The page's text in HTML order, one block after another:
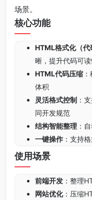
场景。
核心功能
HTML格式化（代
晰，提升代码可读
HTML代码压缩
体积
灵活格式控制 ：
同开发规范
结构智能整理 ：
一键操作 ：支持
使用场景
前端开发 ：整理
网站优化：压缩